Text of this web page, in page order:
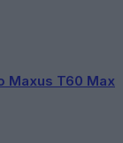
Maxus T60 Max